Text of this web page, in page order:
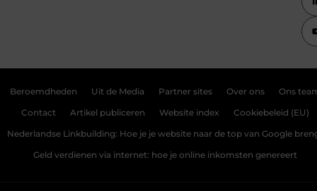
Beroemdheden Uit de Media Partner sites Over ons Ons
Contact Artikel publiceren Website index Cookiebeleid (EU)
Nederlandse Linkbuilding: Hoe je je website naar de top van Google
Geld verdienen via internet: hoe je online inkomsten genereert